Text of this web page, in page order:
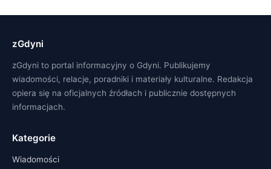
zGdyni
zGdyni to portal informacyjny o Gdyni. Publikujemy
wiadomości, relacje, poradniki i materiały kulturalne. Redakcja
opiera się na oficjalnych źródłach i publicznie dostępnych
informacjach.
Kategorie
Wiadomości